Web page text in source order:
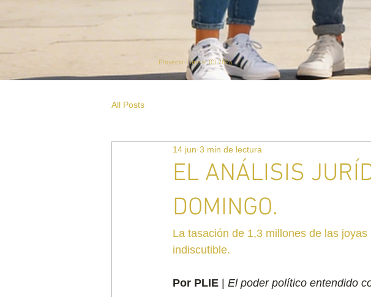
Proyecto-Liberal (C) 2026
All Posts
EL ANÁLISIS
DOMINGO.
14 jun 3 min de lectura
La tasación de 1,3 millones de las
indiscutible.
Por PLIE El poder político entendido